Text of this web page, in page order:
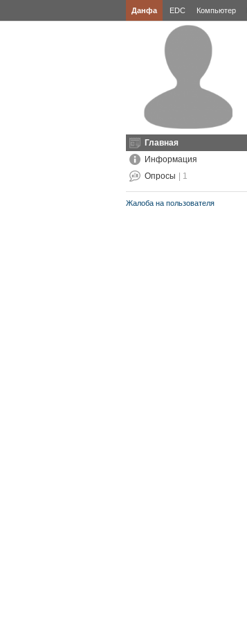
Данфа EDC Компьютер
Главная
Информация
Опросы
| 1
Жалоба на пользователя